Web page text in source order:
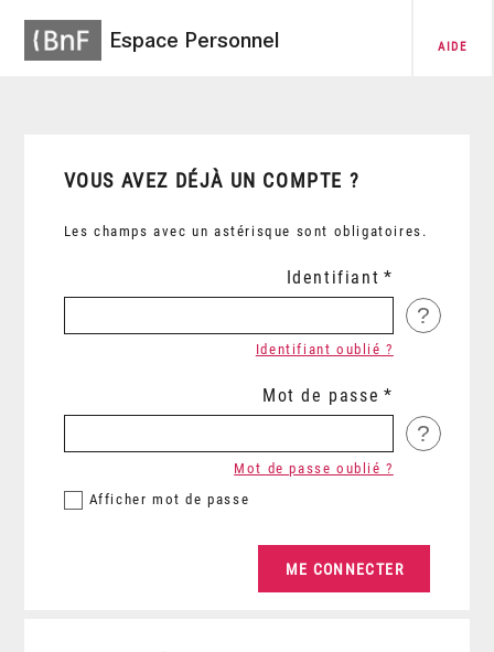
Espace Personnel AIDE
VOUS AVEZ DÉJÀ UN COMPTE ?
Les champs avec un astérisque sont obligatoires.
Identifiant
?
Identifiant oublié ?
Mot de passe
?
Afficher mot de passe
Mot de passe oublié ?